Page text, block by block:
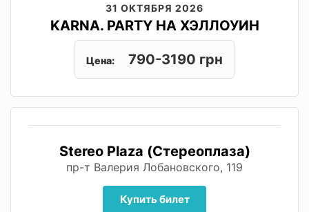
31 ОКТЯБРЯ 2026
KARNA. PARTY НА ХЭЛЛОУИН
Цена: 790-3190 грн
Stereo Plaza (Стереоплаза)
пр-т Валерия Лобановского, 119
Купить билет